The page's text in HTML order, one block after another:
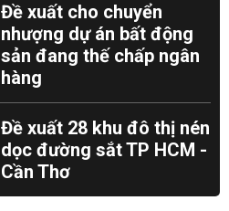
Đề xuất cho chuyển
nhượng dự án bất động
sản đang thế chấp ngân
hàng
Đề xuất 28 khu đô thị nén
dọc đường sắt TP HCM -
Cần Thơ